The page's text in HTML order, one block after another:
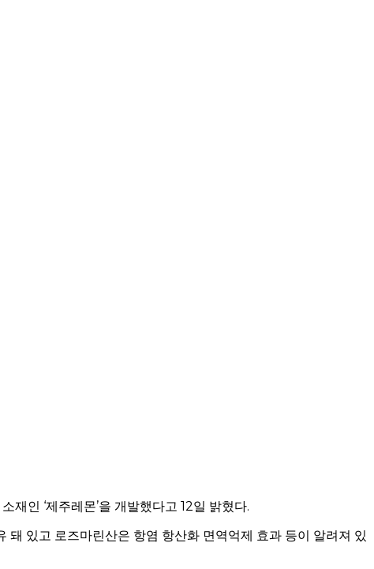
인 ‘제주레몬’을 개발했다고 12일 밝혔다.
있고 로즈마린산은 항염 항산화 면역억제 효과 등이 알려져 있